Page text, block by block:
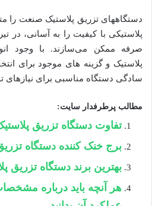
دستگاه­های تزریق پلاستیک صنعت را
پلاستیکی با کیفیت را به آسانی، در
صرفه ممکن می‌سازند. با وجود
پلاستیک و گزینه­ های موجود برای
سادگی دستگاه مناسبی برای نیازهای
مطالب پرطرفدار سایت:
تفاوت دستگاه تزریق
برج خنک کننده دستگاه
بهترین برند دستگاه تزریق
هر آنچه باید درباره